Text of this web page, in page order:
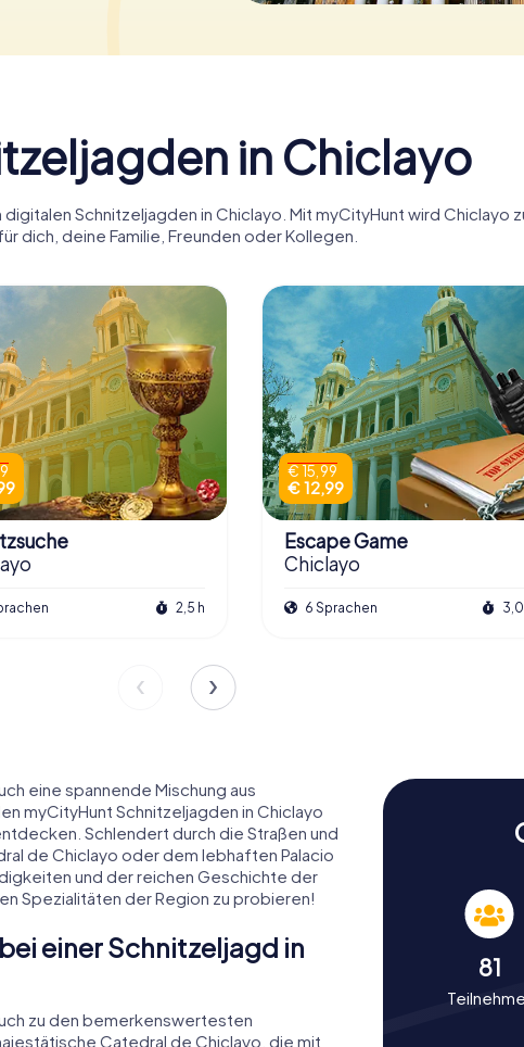
in Chiclayo
Schnitzeljagden in Chiclayo. Mit myCityHunt wird Chiclayo
dich, deine Familie, Freunden oder Kollegen.
2,5 h
€ 15,99
€ 12,99
Escape Game
Chiclayo
6 Sprachen
eine spannende Mischung aus
myCityHunt Schnitzeljagden in Chiclayo
Schlendert durch die Straßen und
de Chiclayo oder dem lebhaften Palacio
und der reichen Geschichte der
Spezialitäten der Region zu probieren!
einer Schnitzeljagd in
zu den bemerkenswertesten
Catedral de Chiclayo, die mit
81